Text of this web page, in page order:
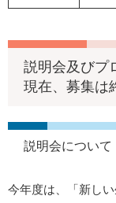
説明会及びプ
現在、募集は
説明会について
今年度は、「新し